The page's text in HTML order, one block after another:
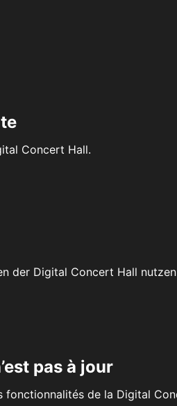
Concert Hall.
der Digital Concert Hall
pas à jour
de la Digital